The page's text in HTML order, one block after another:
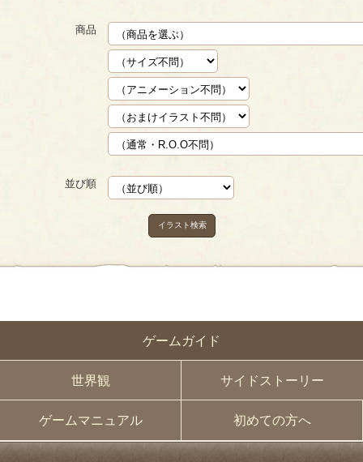
ゲームガイド
世界観 サイドストーリー
ゲームマニュアル 初めての方へ
商品
並び順
イラスト検索